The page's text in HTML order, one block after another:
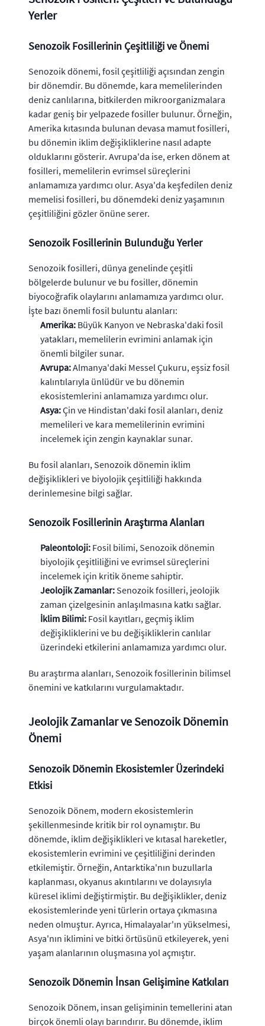
Yerler
Senozoik Fosillerinin Çeşitliliği ve Önemi
Senozoik dönemi, fosil çeşitliliği açısından zengin
bir dönemdir. Bu dönemde, kara memelilerinden
deniz canlılarına, bitkilerden mikroorganizmalara
kadar geniş bir yelpazede fosiller bulunur. Örneğin,
Amerika kıtasında bulunan devasa mamut fosilleri,
bu dönemin iklim değişikliklerine nasıl adapte
olduklarını gösterir. Avrupa'da ise, erken dönem at
fosilleri, memelilerin evrimsel süreçlerini
anlamamıza yardımcı olur. Asya'da keşfedilen deniz
memelisi fosilleri, bu dönemdeki deniz yaşamının
çeşitliliğini gözler önüne serer.
Senozoik Fosillerinin Bulunduğu Yerler
Senozoik fosilleri, dünya genelinde çeşitli
bölgelerde bulunur ve bu fosiller, dönemin
biyocoğrafik olaylarını anlamamıza yardımcı olur.
İşte bazı önemli fosil buluntu alanları:
Amerika: Büyük Kanyon ve Nebraska'daki fosil
yatakları, memelilerin evrimini anlamak için
önemli bilgiler sunar.
Avrupa:Almanya'daki Messel Çukuru, eşsiz fosil
kalıntılarıyla ünlüdür ve bu dönemin
ekosistemlerini anlamamıza yardımcı olur.
Asya:Çin ve Hindistan'daki fosil alanları, deniz
memelileri ve kara memelilerinin evrimini
incelemek için zengin kaynaklar sunar.
Bu fosil alanları, Senozoik dönemin iklim
değişiklikleri ve biyolojik çeşitliliği hakkında
derinlemesine bilgi sağlar.
Senozoik Fosillerinin Araştırma Alanları
Paleontoloji: Fosil bilimi, Senozoik dönemin
biyolojik çeşitliliğini ve evrimsel süreçlerini
incelemek için kritik öneme sahiptir.
Jeolojik Zamanlar: Senozoik fosilleri, jeolojik
zaman çizelgesinin anlaşılmasına katkı sağlar.
İklim Bilimi: Fosil kayıtları, geçmiş iklim
değişikliklerini ve bu değişikliklerin canlılar
üzerindeki etkilerini anlamamıza yardımcı olur.
Bu araştırma alanları, Senozoik fosillerinin bilimsel
önemini ve katkılarını vurgulamaktadır.
Jeolojik Zamanlar ve Senozoik Dönemin
Önemi
Senozoik Dönemin Ekosistemler Üzerindeki
Etkisi
Senozoik Dönem, modern ekosistemlerin
şekillenmesinde kritik bir rol oynamıştır. Bu
dönemde, iklim değişiklikleri ve kıtasal hareketler,
ekosistemlerin evrimini ve çeşitliliğini derinden
etkilemiştir. Örneğin, Antarktika'nın buzullarla
kaplanması, okyanus akıntılarını ve dolayısıyla
küresel iklimi değiştirmiştir. Bu değişiklikler, deniz
ekosistemlerinde yeni türlerin ortaya çıkmasına
neden olmuştur. Ayrıca, Himalayalar'ın yükselmesi,
Asya'nın iklimini ve bitki örtüsünü etkileyerek, yeni
yaşam alanlarının oluşmasına yol açmıştır.
Senozoik Dönemin İnsan Gelişimine Katkıları
Senozoik Dönem, insan gelişiminin temellerini atan
birçok önemli olayı barındırır. Bu dönemde, iklim